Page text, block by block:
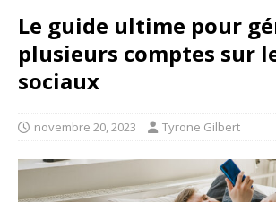
Le guide ultime pour
plusieurs comptes sur
sociaux
novembre 20, 2023 Tyrone Gilbert